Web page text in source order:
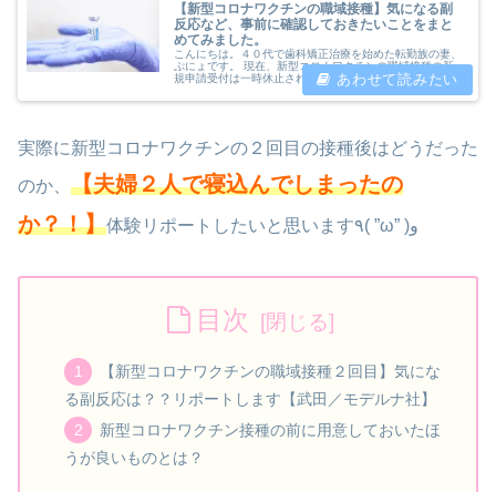
【新型コロナワクチンの職域接種】気になる副
反応など、事前に確認しておきたいことをまと
めてみました。
こんにちは。４０代で歯科矯正治療を始めた転勤族の妻、
ぷにょです。 現在、新型コロナワクチンの職域接種の新
規申請受付は一時休止されていますが、私は有り難いこと
に職域接種を受けられることになりました。 かなり急な
スケジュールで職域接種の日程が決...
実際に新型コロナワクチンの２回目の接種後はどうだった
のか、 【夫婦２人で寝込んでしまったの
か？！】
体験リポートしたいと思います٩( ”ω” )و
目次
【新型コロナワクチンの職域接種２回目】気にな
る副反応は？？リポートします【武田／モデルナ社】
新型コロナワクチン接種の前に用意しておいたほ
うが良いものとは？